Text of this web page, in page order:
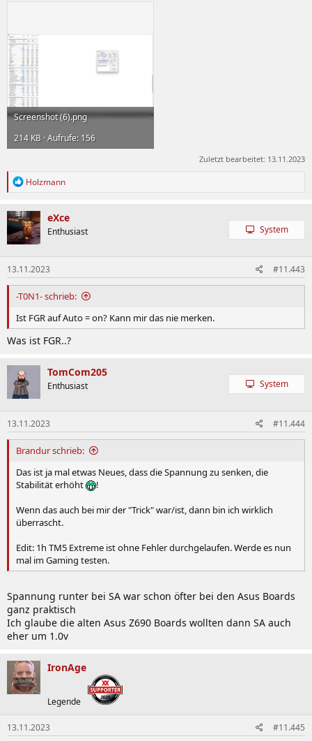
Screenshot (6).png
214 KB · Aufrufe: 156
Zuletzt bearbeitet: 13.11.2023
R
k
t
i
o
n
e
n
:
Holzmann
eXce
Enthusiast System
13.11.2023 #11.443
-T0N1- schrieb:
Ist FGR auf Auto = on? Kann mir das nie merken.
Was ist FGR..?
TomCom205
Enthusiast System
13.11.2023 #11.444
Brandur schrieb:
Das ist ja mal etwas Neues, dass die Spannung zu senken, die
Stabilität erhöht
!
Wenn das auch bei mir der "Trick" war/ist, dann bin ich wirklich
überrascht.
Edit: 1h TM5 Extreme ist ohne Fehler durchgelaufen. Werde es nun
mal im Gaming testen.
Spannung runter bei SA war schon öfter bei den Asus Boards
ganz praktisch
Ich glaube die alten Asus Z690 Boards wollten dann SA auch
eher um 1.0v
IronAge
Legende
13.11.2023 #11.445